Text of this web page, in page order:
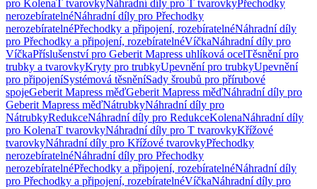
pro KolenaT tvarovkyNáhradní díly pro T tvarovkyPřechodky
nerozebíratelnéNáhradní díly pro Přechodky
nerozebíratelnéPřechodky a připojení, rozebíratelnéNáhradní díly
pro Přechodky a připojení, rozebíratelnéVíčkaNáhradní díly pro
VíčkaPříslušenství pro Geberit Mapress uhlíková ocelTěsnění pro
trubky a tvarovkyKryty pro trubkyUpevnění pro trubkyUpevnění
pro připojeníSystémová těsněníSady šroubů pro přírubové
spojeGeberit Mapress měďGeberit Mapress měďNáhradní díly pro
Geberit Mapress měďNátrubkyNáhradní díly pro
NátrubkyRedukceNáhradní díly pro RedukceKolenaNáhradní díly
pro KolenaT tvarovkyNáhradní díly pro T tvarovkyKřížové
tvarovkyNáhradní díly pro Křížové tvarovkyPřechodky
nerozebíratelnéNáhradní díly pro Přechodky
nerozebíratelnéPřechodky a připojení, rozebíratelnéNáhradní díly
pro Přechodky a připojení, rozebíratelnéVíčkaNáhradní díly pro